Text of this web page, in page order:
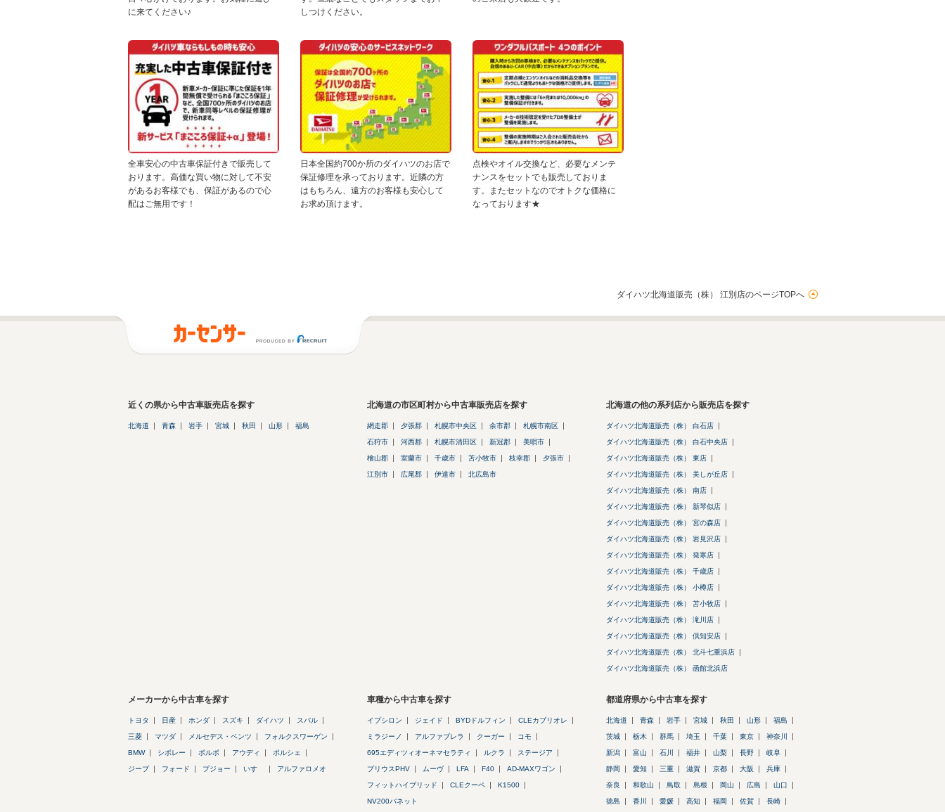
に来てください♪
しつけください。
全車安心の中古車保証付きで販売して
おります。高価な買い物に対して不安
があるお客様でも、保証があるので心
配はご無用です！
日本全国約700か所のダイハツのお店で
保証修理を承っております。近隣の方
はもちろん、遠方のお客様も安心して
お求め頂けます。
点検やオイル交換など、必要なメンテ
ナンスをセットでも販売しておりま
す。またセットなのでオトクな価格に
なっております★
ダイハツ北海道販売（株） 江別店のページTOPへ
近くの県から中古車販売店を探す
北海道 青森 岩手 宮城 秋田 山形 福島
北海道の市区町村から中古車販売店を探す
網走郡 夕張郡 札幌市中央区 余市郡 札幌市南区
石狩市 河西郡 札幌市清田区 新冠郡 美唄市
檜山郡 室蘭市 千歳市 苫小牧市 枝幸郡 夕張市
江別市 広尾郡 伊達市 北広島市
北海道の他の系列店から販売店を探す
ダイハツ北海道販売（株） 白石店
ダイハツ北海道販売（株） 白石中央店
ダイハツ北海道販売（株） 東店
ダイハツ北海道販売（株） 美しが丘店
ダイハツ北海道販売（株） 南店
ダイハツ北海道販売（株） 新琴似店
ダイハツ北海道販売（株） 宮の森店
ダイハツ北海道販売（株） 岩見沢店
ダイハツ北海道販売（株） 発寒店
ダイハツ北海道販売（株） 千歳店
ダイハツ北海道販売（株） 小樽店
ダイハツ北海道販売（株） 苫小牧店
ダイハツ北海道販売（株） 滝川店
ダイハツ北海道販売（株） 倶知安店
ダイハツ北海道販売（株） 北斗七重浜店
ダイハツ北海道販売（株） 函館北浜店
メーカーから中古車を探す
トヨタ 日産 ホンダ スズキ ダイハツ スバル
三菱 マツダ メルセデス・ベンツ フォルクスワーゲン
BMW シボレー ボルボ アウディ ポルシェ
ジープ フォード プジョー いすゞ アルファロメオ
車種から中古車を探す
イプシロン ジェイド BYDドルフィン CLEカブリオレ
ミラジーノ アルファブレラ クーガー コモ
695エディツィオーネマセラティ ルクラ ステージア
プリウスPHV ムーヴ LFA F40 AD-MAXワゴン
フィットハイブリッド CLEクーペ K1500
NV200バネット
都道府県から中古車を探す
北海道 青森 岩手 宮城 秋田 山形 福島
茨城 栃木 群馬 埼玉 千葉 東京 神奈川
新潟 富山 石川 福井 山梨 長野 岐阜
静岡 愛知 三重 滋賀 京都 大阪 兵庫
奈良 和歌山 鳥取 島根 岡山 広島 山口
徳島 香川 愛媛 高知 福岡 佐賀 長崎